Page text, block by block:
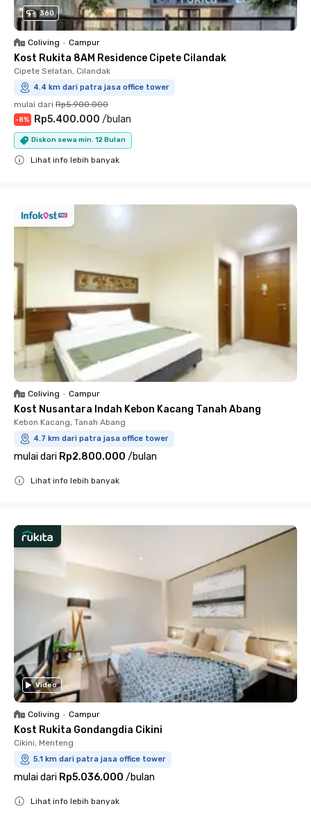
360
Coliving • Campur
Kost Rukita 8AM Residence Cipete Cilandak
Cipete Selatan, Cilandak
4.4 km dari patra jasa office tower
mulai dari Rp5.900.000
-8% Rp5.400.000 /bulan
Diskon sewa min. 12 Bulan
Lihat info lebih banyak
Coliving • Campur
Kost Nusantara Indah Kebon Kacang Tanah Abang
Kebon Kacang, Tanah Abang
4.7 km dari patra jasa office tower
mulai dari Rp2.800.000 /bulan
Lihat info lebih banyak
Video
Coliving • Campur
Kost Rukita Gondangdia Cikini
Cikini, Menteng
5.1 km dari patra jasa office tower
mulai dari Rp5.036.000 /bulan
Lihat info lebih banyak